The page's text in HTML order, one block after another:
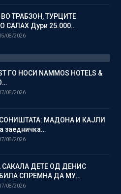
ТРАБЗОН, ТУРЦИТЕ
САЛАХ Дури 25.000…
08/2026
ГО НОСИ NAMMOS HOTELS &
08/2026
МАДОНА И КАЈЛИ
заедничка…
08/2026
ДЕТЕ ОД ДЕНИС
СПРЕМНА ДА МУ…
08/2026